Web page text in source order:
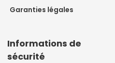
Garanties légales
Informations de
sécurité